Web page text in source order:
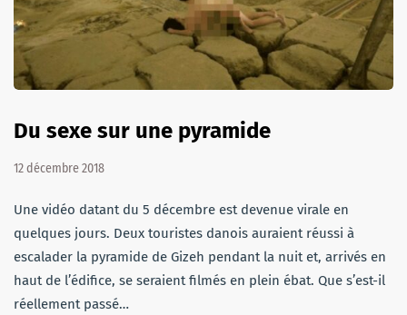
Du sexe sur une pyramide
12 décembre 2018
Une vidéo datant du 5 décembre est devenue virale en
quelques jours. Deux touristes danois auraient réussi à
escalader la pyramide de Gizeh pendant la nuit et, arrivés en
haut de l’édifice, se seraient filmés en plein ébat. Que s’est-il
réellement passé…